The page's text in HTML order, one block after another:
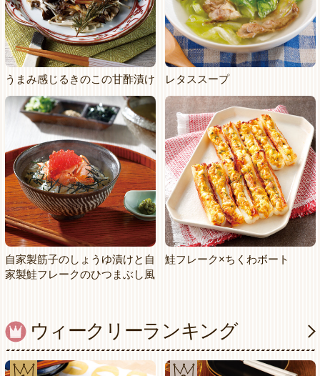
うまみ感じるきのこの甘酢漬け レタススープ
自家製筋子のしょうゆ漬けと自
家製鮭フレークのひつまぶし風
鮭フレーク×ちくわボート
ウィークリーランキング